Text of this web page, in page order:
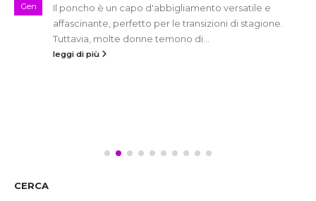
Gen
Il poncho è un capo d'abbigliamento versatile e
affascinante, perfetto per le transizioni di stagione.
Tuttavia, molte donne temono di...
leggi di più
CERCA